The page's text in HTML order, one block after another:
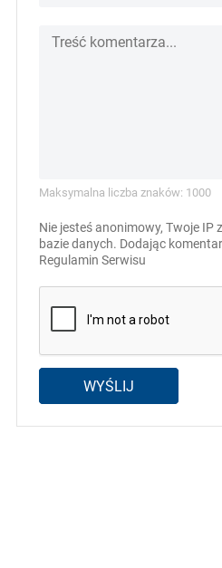
Maksymalna liczba znaków: 1000
Nie jesteś anonimowy, Twoje IP
bazie danych. Dodając
Regulamin Serwisu
WYŚLIJ